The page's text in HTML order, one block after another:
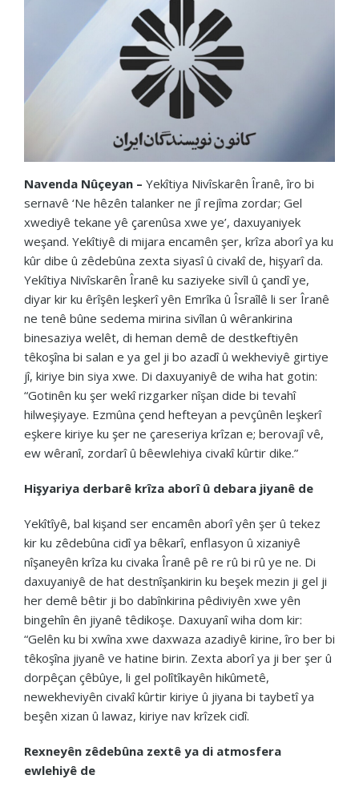
Navenda Nûçeyan – Yekîtiya Nivîskarên Îranê, îro bi
sernavê ‘Ne hêzên talanker ne jî rejîma zordar; Gel
xwediyê tekane yê çarenûsa xwe ye’, daxuyaniyek
weşand. Yekîtiyê di mijara encamên şer, krîza aborî ya ku
kûr dibe û zêdebûna zexta siyasî û civakî de, hişyarî da.
Yekîtiya Nivîskarên Îranê ku saziyeke sivîl û çandî ye,
diyar kir ku êrîşên leşkerî yên Emrîka û Îsraîlê li ser Îranê
ne tenê bûne sedema mirina sivîlan û wêrankirina
binesaziya welêt, di heman demê de destkeftiyên
têkoşîna bi salan e ya gel ji bo azadî û wekheviyê girtiye
jî, kiriye bin siya xwe. Di daxuyaniyê de wiha hat gotin:
“Gotinên ku şer wekî rizgarker nîşan dide bi tevahî
hilweşiyaye. Ezmûna çend hefteyan a pevçûnên leşkerî
eşkere kiriye ku şer ne çareseriya krîzan e; berovajî vê,
ew wêranî, zordarî û bêewlehiya civakî kûrtir dike.”
Hişyariya derbarê krîza aborî û debara jiyanê de
Yekîtîyê, bal kişand ser encamên aborî yên şer û tekez
kir ku zêdebûna cidî ya bêkarî, enflasyon û xizaniyê
nîşaneyên krîza ku civaka Îranê pê re rû bi rû ye ne. Di
daxuyaniyê de hat destnîşankirin ku beşek mezin ji gel ji
her demê bêtir ji bo dabînkirina pêdiviyên xwe yên
bingehîn ên jiyanê têdikoşe. Daxuyanî wiha dom kir:
“Gelên ku bi xwîna xwe daxwaza azadiyê kirine, îro ber bi
têkoşîna jiyanê ve hatine birin. Zexta aborî ya ji ber şer û
dorpêçan çêbûye, li gel polîtîkayên hikûmetê,
newekheviyên civakî kûrtir kiriye û jiyana bi taybetî ya
beşên xizan û lawaz, kiriye nav krîzek cidî.
Rexneyên zêdebûna zextê ya di atmosfera
ewlehiyê de